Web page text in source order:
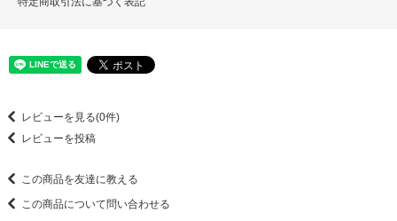
レビューを見る(0件)
レビューを投稿
この商品を友達に教える
この商品について問い合わせる